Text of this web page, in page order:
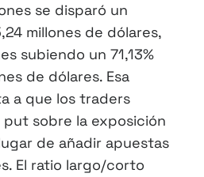
se disparó un
millones de dólares,
subiendo un 71,13%
de dólares. Esa
a que los traders
sobre la exposición
de añadir apuestas
El ratio largo/corto